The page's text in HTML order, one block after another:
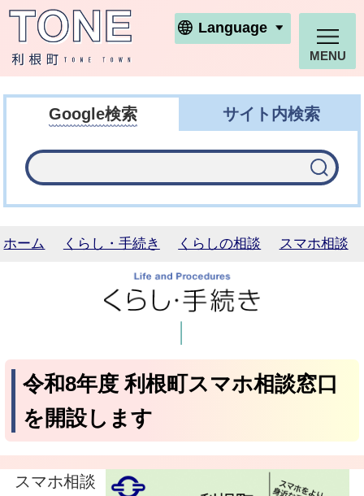
利根町ホームページ
Language
MENU
Google検索 サイト内検索
ホーム くらし・手続き くらしの相談 スマホ相談
令和8年度 利根町スマホ相談窓口
を開設します
スマホ相談